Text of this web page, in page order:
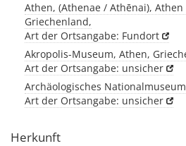
Athen, (Athenae / Athēnai), Athen
Griechenland,
Art der Ortsangabe: Fundort
Akropolis-Museum, Athen,
Art der Ortsangabe: unsicher
Archäologisches
Art der Ortsangabe: unsicher
Herkunft